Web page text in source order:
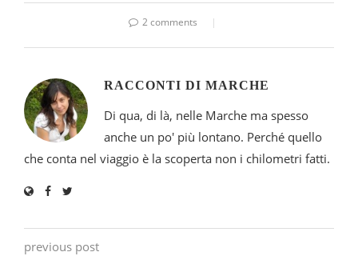
2 comments
RACCONTI DI MARCHE
Di qua, di là, nelle Marche ma spesso
anche un po' più lontano. Perché quello
che conta nel viaggio è la scoperta non i chilometri fatti.
previous post